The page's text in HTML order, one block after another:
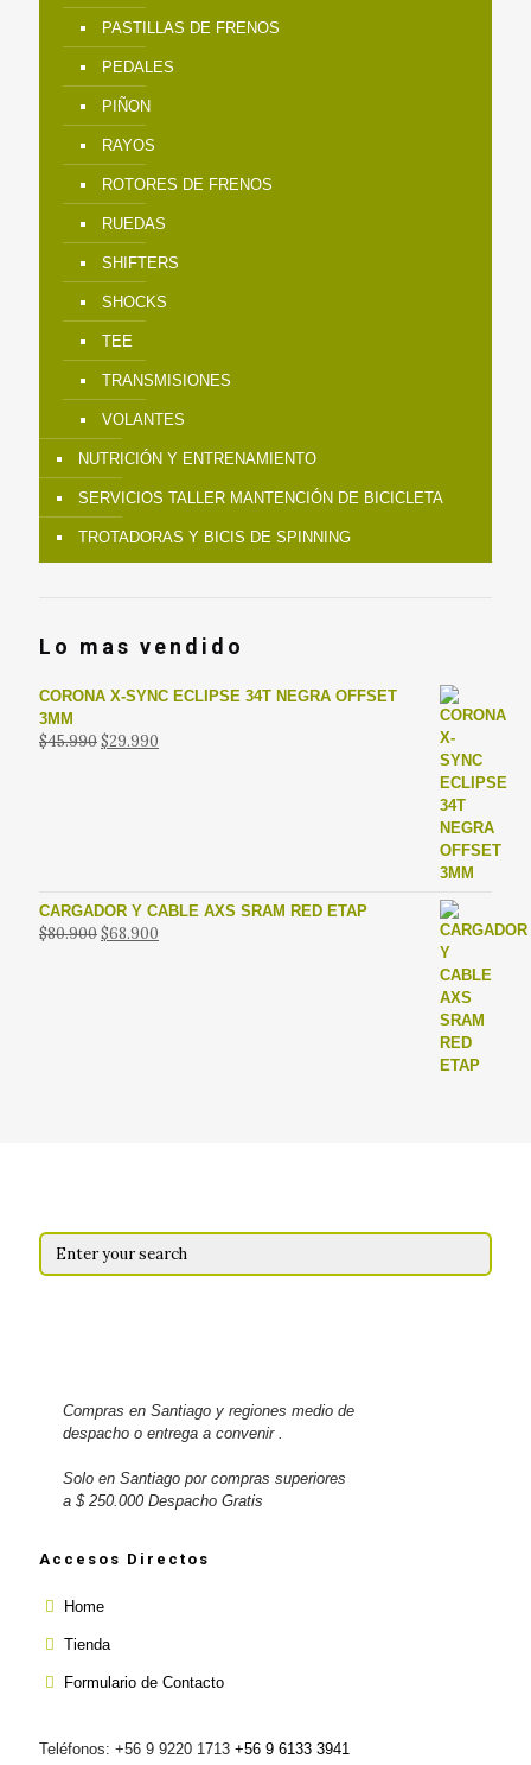
PASTILLAS DE FRENOS
PEDALES
PIÑON
RAYOS
ROTORES DE FRENOS
RUEDAS
SHIFTERS
SHOCKS
TEE
TRANSMISIONES
VOLANTES
NUTRICIÓN Y ENTRENAMIENTO
SERVICIOS TALLER MANTENCIÓN DE BICICLETA
TROTADORAS Y BICIS DE SPINNING
Lo mas vendido
CORONA X-SYNC ECLIPSE 34T NEGRA OFFSET
3MM
$45.990El
$29.990
CARGADOR Y CABLE AXS SRAM RED ETAP
$80.900El
$68.900
Compras en Santiago y regiones medio de
despacho o entrega a convenir .
Solo en Santiago por compras superiores
a $ 250.000 Despacho Gratis
Accesos Directos
Home
Tienda
Formulario de Contacto
Teléfonos: +56 9 9220 1713 +56 9 6133 3941